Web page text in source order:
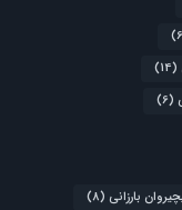
(14)
(6)
بارزانی (8)